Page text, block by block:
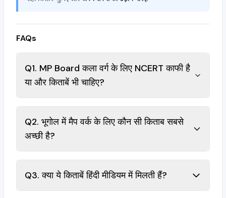
FAQs
Q1. MP Board कला वर्ग के लिए NCERT काफी है
या और किताबें भी चाहिए?
Q2. भूगोल में मैप वर्क के लिए कौन सी किताब सबसे
अच्छी है?
Q3. क्या ये किताबें हिंदी मीडियम में मिलती हैं?